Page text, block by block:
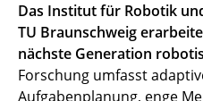
Das Institut für Robotik
TU Braunschweig
nächste Generation
Forschung umfasst
Aufgabenplanung, enge